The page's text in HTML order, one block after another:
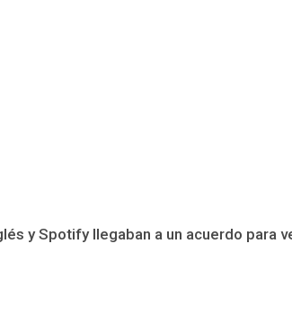
y Spotify llegaban a un acuerdo para